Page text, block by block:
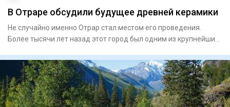
В Отраре обсудили будущее древней керамики
Не случайно именно Отрар стал местом его проведения.
Более тысячи лет назад этот город был одним из крупнейших